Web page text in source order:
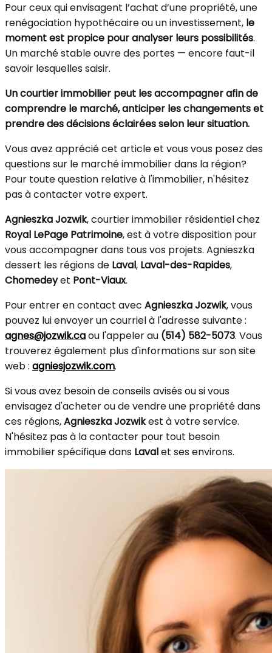
Pour ceux qui envisagent l’achat d’une propriété, une
renégociation hypothécaire ou un investissement, le
moment est propice pour analyser leurs possibilités.
Un marché stable ouvre des portes — encore faut-il
savoir lesquelles saisir.
Un courtier immobilier peut les accompagner afin de
comprendre le marché, anticiper les changements et
prendre des décisions éclairées selon leur situation.
Vous avez apprécié cet article et vous vous posez des
questions sur le marché immobilier dans la région?
Pour toute question relative à l'immobilier, n'hésitez
pas à contacter votre expert.
Agnieszka Jozwik, courtier immobilier résidentiel chez
Royal LePage Patrimoine, est à votre disposition pour
vous accompagner dans tous vos projets. Agnieszka
dessert les régions de Laval, Laval-des-Rapides,
Chomedeyet Pont-Viaux.
Pour entrer en contact avec Agnieszka Jozwik, vous
pouvez lui envoyer un courriel à l'adresse suivante :
agnes@jozwik.caou l'appeler au (514) 582-5073. Vous
trouverez également plus d'informations sur son site
web : agniesjozwik.com.
Si vous avez besoin de conseils avisés ou si vous
envisagez d'acheter ou de vendre une propriété dans
ces régions,Agnieszka Jozwikest à votre service.
N'hésitez pas à la contacter pour tout besoin
immobilier spécifique dans Lavalet ses environs.